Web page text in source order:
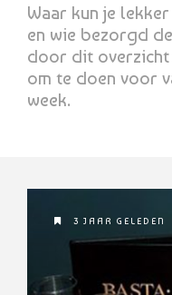
Waar kun je
en wie bezorgd
door dit overzicht
om te doen voor
week.
3 JAAR GELEDEN